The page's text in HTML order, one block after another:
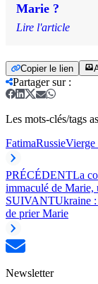
Marie ?
Lire l'article
Copier le lien
Partager sur:
Les mots-clés/tags
FatimaRussieVierge
PRÉCÉDENTLa
immaculé de Marie,
SUIVANTUkraine :
de prier Marie
Newsletter